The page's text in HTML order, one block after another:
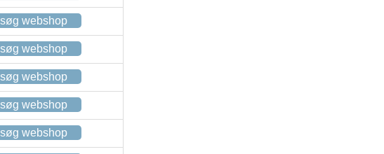
webshop
webshop
webshop
webshop
webshop